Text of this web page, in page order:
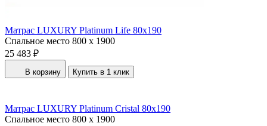
Матрас LUXURY Platinum Life 80x190
Спальное место 800 x 1900
25 483 ₽
В корзину Купить в 1 клик
Матрас LUXURY Platinum Cristal 80x190
Спальное место 800 x 1900